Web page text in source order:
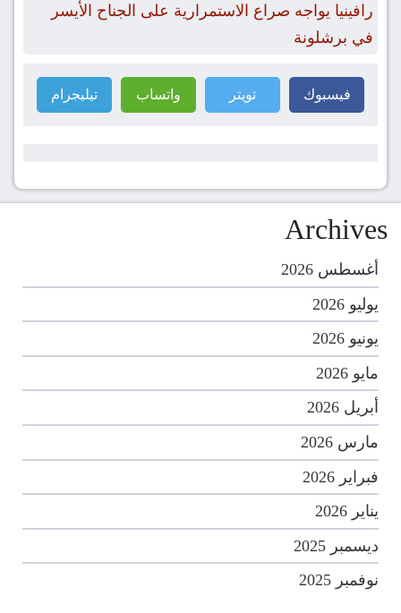
رافينيا يواجه صراع الاستمرارية على الجناح الأيسر
في برشلونة
فيسبوك تويتر واتساب تيليجرام
Archives
أغسطس 2026
يوليو 2026
يونيو 2026
مايو 2026
أبريل 2026
مارس 2026
فبراير 2026
يناير 2026
ديسمبر 2025
نوفمبر 2025